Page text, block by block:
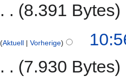
8.391 Bytes
Aktuell Vorherige
7.930 Bytes